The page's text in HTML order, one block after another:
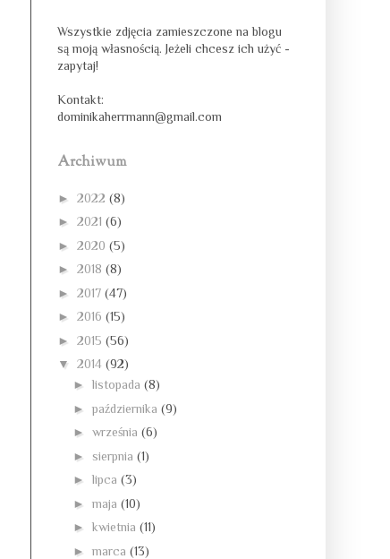
Wszystkie zdjęcia zamieszczone na blogu
są moją własnością. Jeżeli chcesz ich użyć -
zapytaj!
Kontakt:
dominikaherrmann@gmail.com
Archiwum
► 2022 (8)
► 2021 (6)
► 2020 (5)
► 2018 (8)
► 2017 (47)
► 2016 (15)
► 2015 (56)
▼ 2014 (92)
► listopada (8)
► października (9)
► września (6)
► sierpnia (1)
► lipca (3)
► maja (10)
► kwietnia (11)
► marca (13)